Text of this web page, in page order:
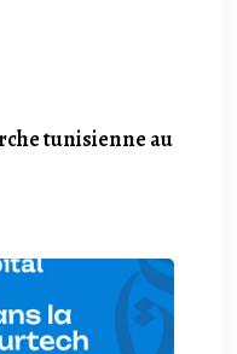
tunisienne au